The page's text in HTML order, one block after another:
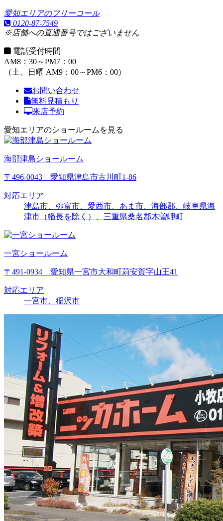
愛知エリアのフリーコール
0120-87-7549
※店舗への直通番号ではございません
電話受付時間
AM8：30～PM7：00
（土、日曜 AM9：00～PM6：00）
お問い合わせ
無料見積もり
来店予約
愛知エリアのショールームを見る
海部津島ショールーム
〒496-0043 愛知県津島市古川町1-86
対応エリア
津島市、弥富市、愛西市、あま市、海部郡、岐阜県海
津市（幡長を除く）、三重県桑名郡木曽岬町
一宮ショールーム
〒491-0934 愛知県一宮市大和町苅安賀字山王41
対応エリア
一宮市、稲沢市